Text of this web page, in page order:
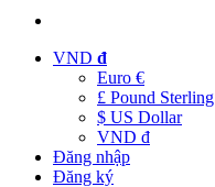
VND đ
Euro €
£ Pound Sterling
$ US Dollar
VND đ
Đăng nhập
Đăng ký